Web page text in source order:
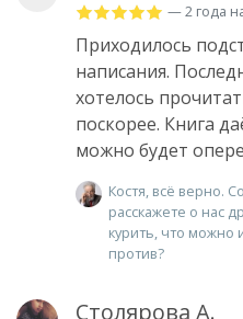
— 2 года
Приходилось
написания.
хотелось
поскорее. Книга
можно будет
Костя, всё верно.
расскажете о нас
курить, что можно
против?
Столярова А.